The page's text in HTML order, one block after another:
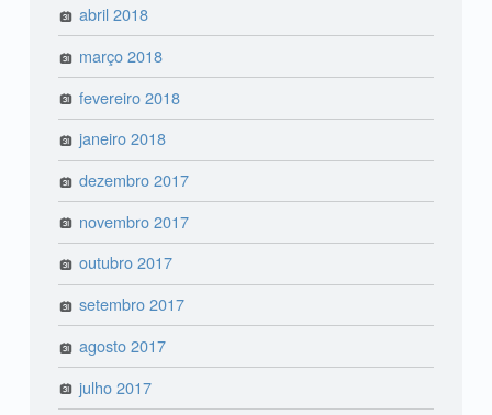
abril 2018
março 2018
fevereiro 2018
janeiro 2018
dezembro 2017
novembro 2017
outubro 2017
setembro 2017
agosto 2017
julho 2017